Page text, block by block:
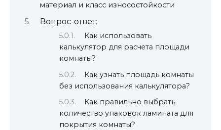
материал и класс износостойкости
Вопрос-ответ:
Как использовать
калькулятор для расчета площади
комнаты?
Как узнать площадь комнаты
без использования калькулятора?
Как правильно выбрать
количество упаковок ламината для
покрытия комнаты?